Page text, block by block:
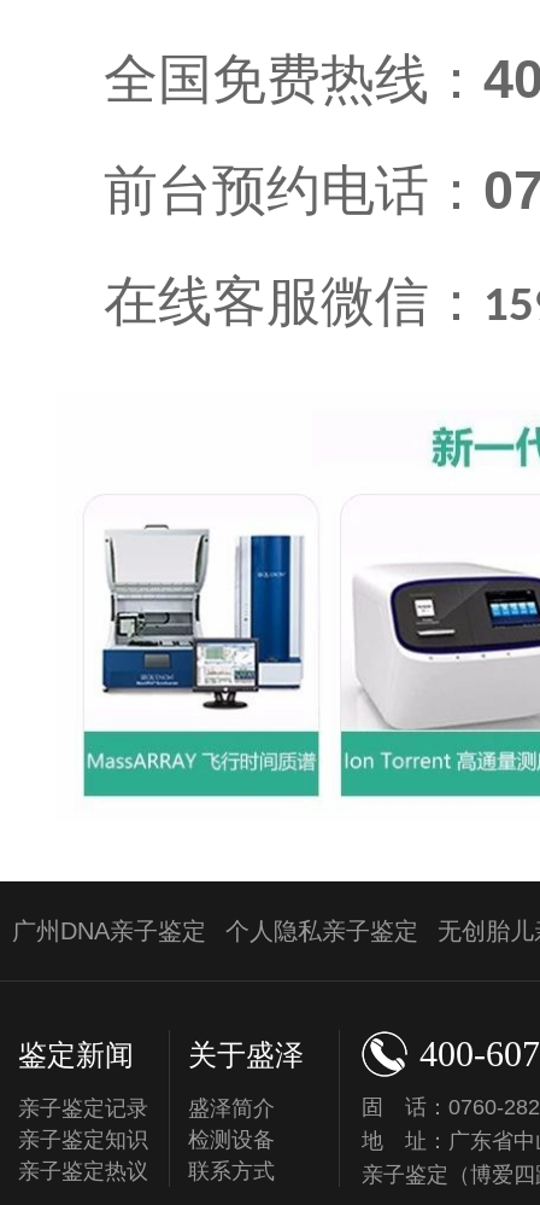
全国免费热线：
前台预约电话：
在线客服微信：
广州DNA亲子鉴定 个人隐私亲子鉴定 无创胎
鉴定新闻
亲子鉴定记录
亲子鉴定知识
亲子鉴定热议
关于盛泽
盛泽简介
检测设备
联系方式
400-
固 话：0760-
地 址：广东省中
亲子鉴定（博爱